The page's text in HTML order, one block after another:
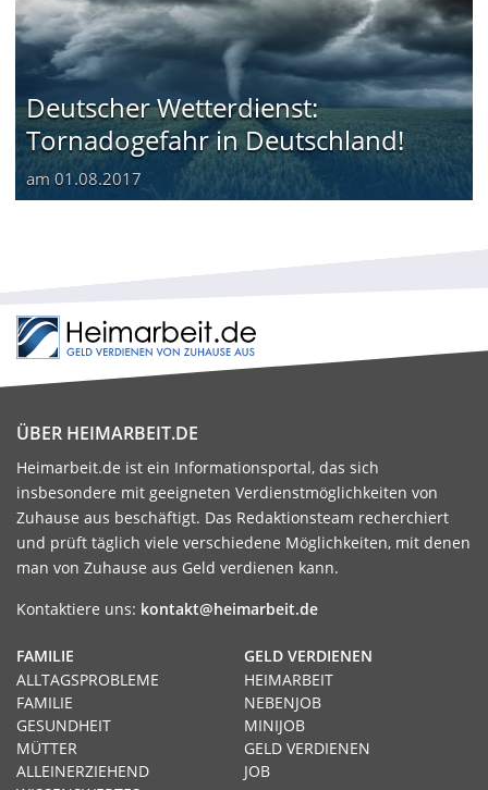
Deutscher Wetterdienst:
Tornadogefahr in Deutschland!
am 01.08.2017
ÜBER HEIMARBEIT.DE
Heimarbeit.de ist ein Informationsportal, das sich
insbesondere mit geeigneten Verdienstmöglichkeiten von
Zuhause aus beschäftigt. Das Redaktionsteam recherchiert
und prüft täglich viele verschiedene Möglichkeiten, mit denen
man von Zuhause aus Geld verdienen kann.
Kontaktiere uns: kontakt@heimarbeit.de
GELD VERDIENEN
HEIMARBEIT
NEBENJOB
MINIJOB
GELD VERDIENEN
JOB
FAMILIE
ALLTAGSPROBLEME
FAMILIE
GESUNDHEIT
MÜTTER
ALLEINERZIEHEND